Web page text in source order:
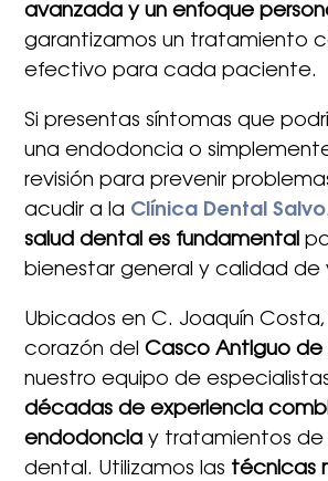
avanzada y un enfoque
garantizamos un tratamiento
efectivo para cada paciente.
Si presentas síntomas que
una endodoncia o
revisión para prevenir
acudir a la Clínica Dental Salvo
salud dental es fundamental
bienestar general y calidad de
Ubicados en C. Joaquín Costa,
corazón delCasco Antiguo de
nuestro equipo de
décadas de experiencia
endodoncia y tratamientos de
dental. Utilizamos las técnicas